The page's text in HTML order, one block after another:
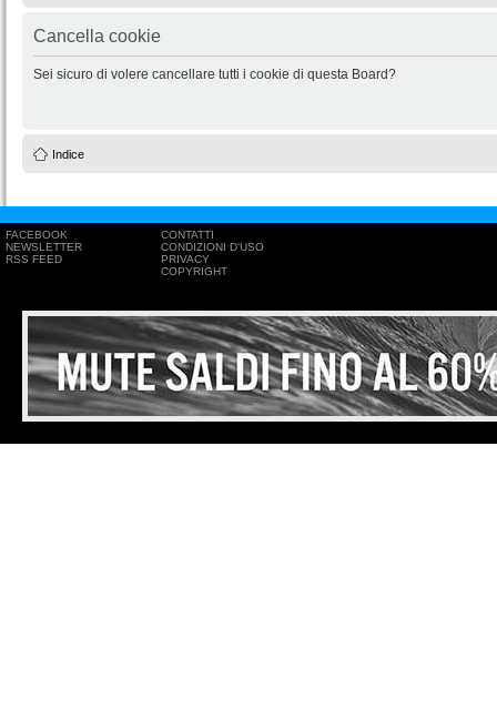
Cancella cookie
Sei sicuro di volere cancellare tutti i cookie di questa Board?
Indice
FACEBOOK
NEWSLETTER
RSS FEED
CONTATTI
CONDIZIONI D'USO
PRIVACY
COPYRIGHT